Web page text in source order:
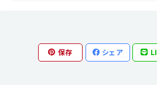
保存 シェア